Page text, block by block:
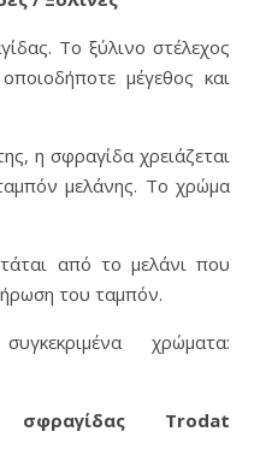
Το ξύλινο στέλεχος
μέγεθος και
η σφραγίδα χρειάζεται
μελάνης. Το χρώμα
από το μελάνι που
του ταμπόν.
χρώματα:
σφραγίδας Trodat